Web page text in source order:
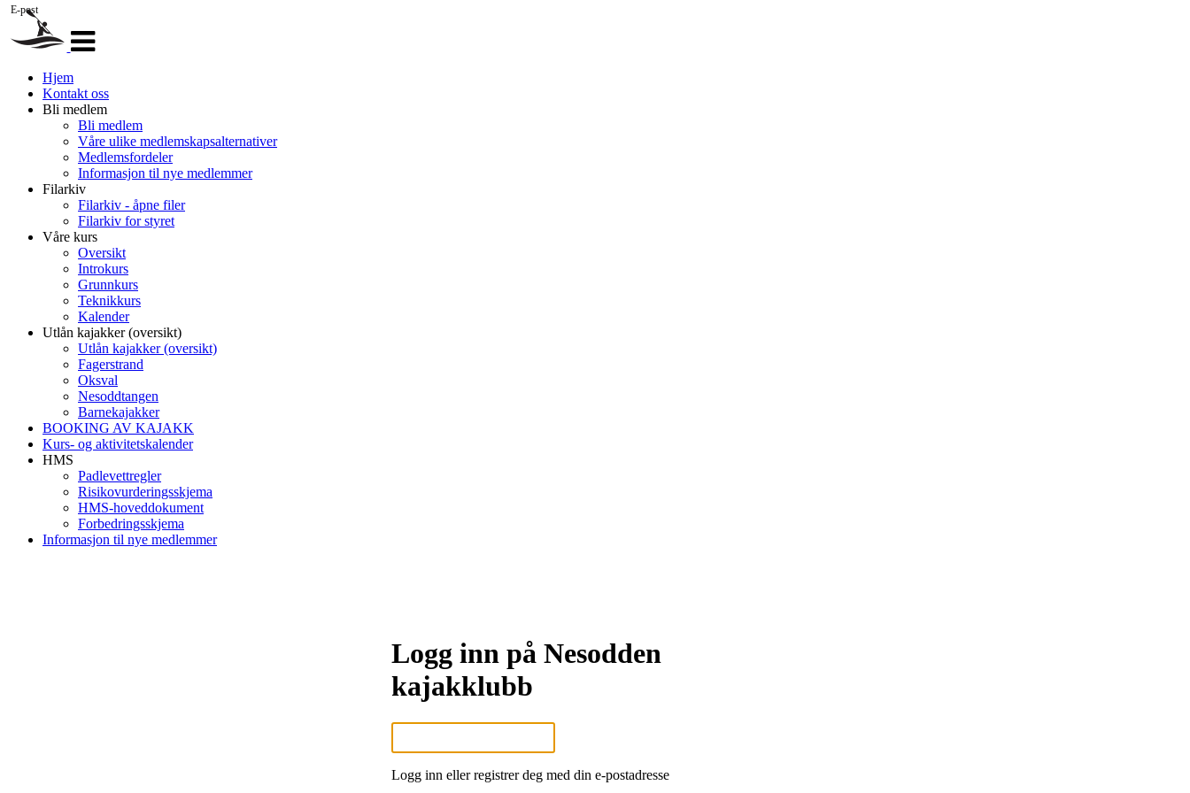
navigasjon
Hjem
Kontakt oss
Bli medlem
Bli medlem
Våre ulike medlemskapsalternativer
Medlemsfordeler
Informasjon til nye medlemmer
Filarkiv
Filarkiv - åpne filer
Filarkiv for styret
Våre kurs
Oversikt
Introkurs
Grunnkurs
Teknikkurs
Kalender
Utlån kajakker (oversikt)
Utlån kajakker (oversikt)
Fagerstrand
Oksval
Nesoddtangen
Barnekajakker
BOOKING AV KAJAKK
Kurs- og aktivitetskalender
HMS
Padlevettregler
Risikovurderingsskjema
HMS-hoveddokument
Forbedringsskjema
Informasjon til nye medlemmer
Logg inn på Nesodden
kajakklubb
E-post
Logg inn eller registrer deg med din e-postadresse